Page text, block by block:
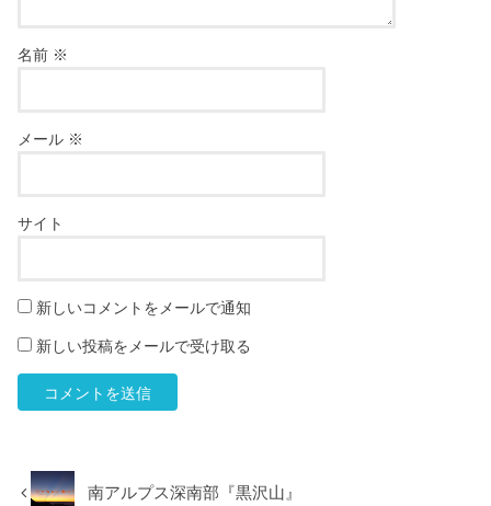
名前 ※
メール ※
サイト
新しいコメントをメールで通知
新しい投稿をメールで受け取る
南アルプス深南部『黒沢山』